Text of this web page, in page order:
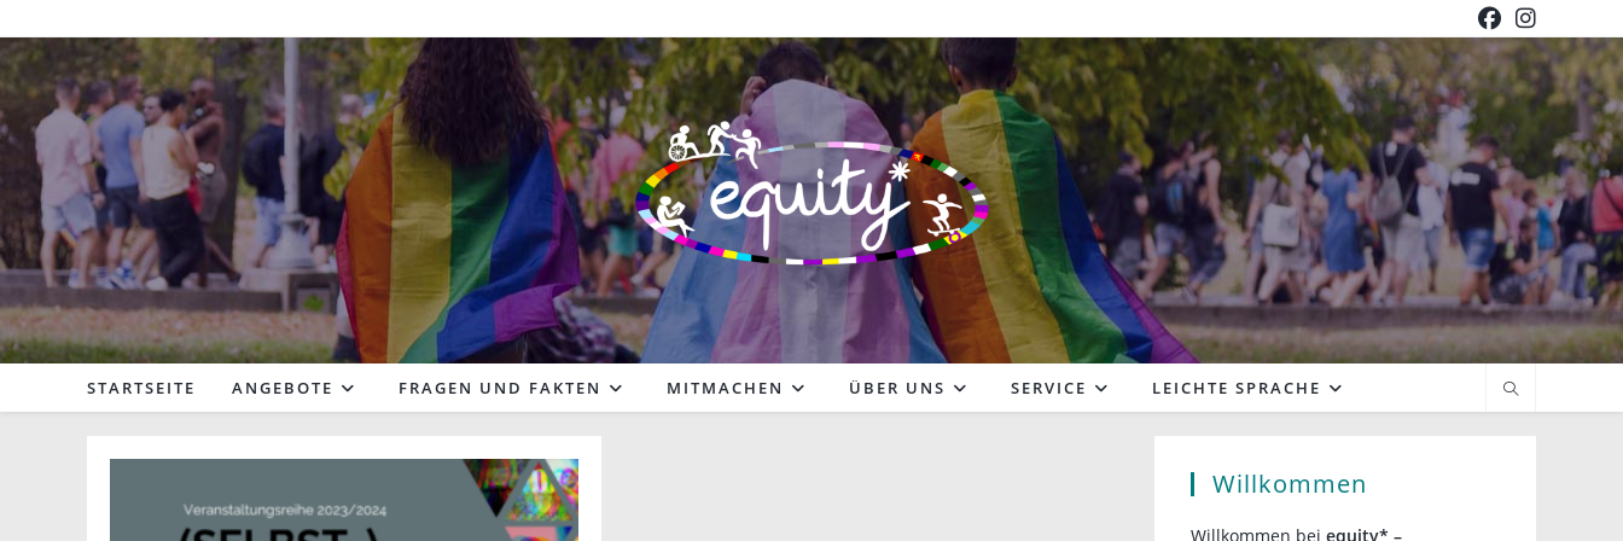
Inhalt
springen
STARTSEITE ANGEBOTE FRAGEN UND FAKTEN MITMACHEN ÜBER UNS SERVICE LEICHTE SPRACHE
Willkommen
Willkommen bei equity* –